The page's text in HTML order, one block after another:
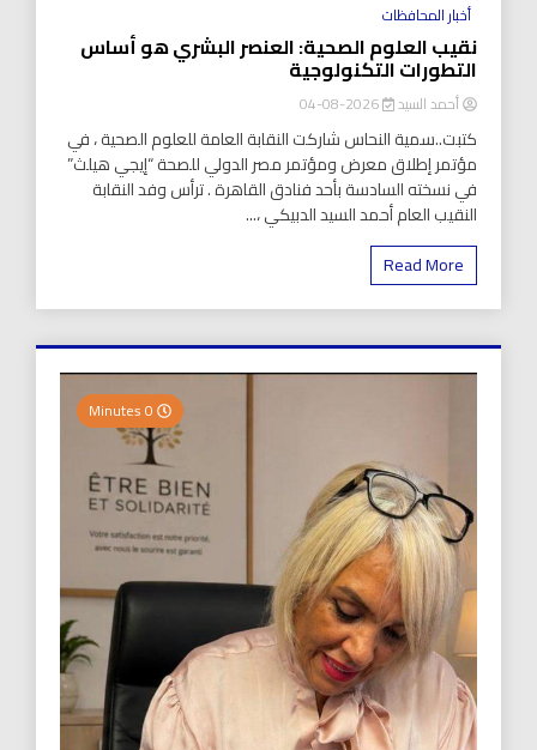
أخبار المحافظات
نقيب العلوم الصحية: العنصر البشري هو أساس
التطورات التكنولوجية
أحمد السيد 2026-08-04
كتبت..سمية النحاس شاركت النقابة العامة للعلوم الصحية ، في
مؤتمر إطلاق معرض ومؤتمر مصر الدولي للصحة “إيجي هيلث”
في نسخته السادسة بأحد فنادق القاهرة . ترأس وفد النقابة
النقيب العام أحمد السيد الدبيكي ،...
Read More